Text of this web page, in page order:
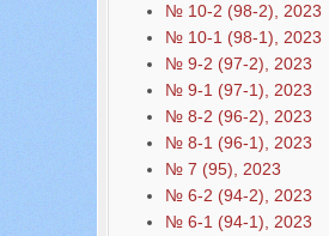
№ 10-2 (98-2), 2023
№ 10-1 (98-1), 2023
№ 9-2 (97-2), 2023
№ 9-1 (97-1), 2023
№ 8-2 (96-2), 2023
№ 8-1 (96-1), 2023
№ 7 (95), 2023
№ 6-2 (94-2), 2023
№ 6-1 (94-1), 2023